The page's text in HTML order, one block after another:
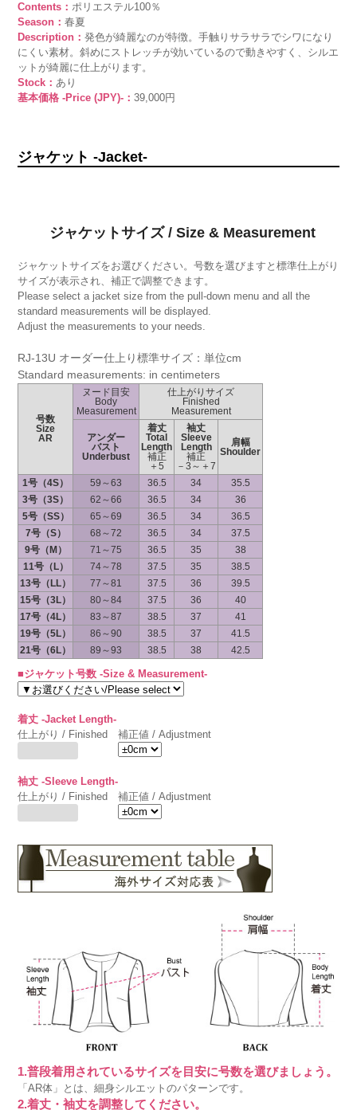
Contents：ポリエステル100％
Season：春夏
Description：発色が綺麗なのが特徴。手触りサラサラでシワになり
にくい素材。斜めにストレッチが効いているので動きやすく、シルエ
ットが綺麗に仕上がります。
Stock：あり
基本価格 -Price (JPY)-：39,000円
ジャケット -Jacket-
ジャケットサイズ / Size & Measurement
ジャケットサイズをお選びください。号数を選びますと標準仕上がり
サイズが表示され、補正で調整できます。
Please select a jacket size from the pull-down menu and all the
standard measurements will be displayed.
Adjust the measurements to your needs.
RJ-13U オーダー仕上り標準サイズ：単位cm
Standard measurements: in centimeters
号数
Size
AR
ヌード目安
Body
Measurement
仕上がりサイズ
Finished
Measurement
アンダー
バスト
Underbust
着丈
Total
Length
補正
＋5
袖丈
Sleeve
Length
補正
－3～＋7
肩幅
Shoulder
1号（4S） 59～63 36.5 34
35.5
3号（3S）
62～66 36.5 34
36
5号（SS）
65～69 36.5 34
36.5
7号（S）
68～72 36.5 34
37.5
9号（M）
71～75 36.5 35
38
11号（L）
74～78 37.5 35
38.5
13号（LL）
77～81 37.5 36
39.5
15号（3L）
80～84 37.5 36
40
17号（4L）
83～87 38.5 37
41
19号（5L）
86～90 38.5 37
41.5
21号（6L）
89～93 38.5 38 42.5
■ジャケット号数 -Size & Measurement-
着丈 -Jacket Length-
仕上がり / Finished
補正値 / Adjustment
袖丈 -Sleeve Length-
仕上がり / Finished
補正値 / Adjustment
1.普段着用されているサイズを目安に号数を選びましょう。
「AR体」とは、細身シルエットのパターンです。
2.着丈・袖丈を調整してください。